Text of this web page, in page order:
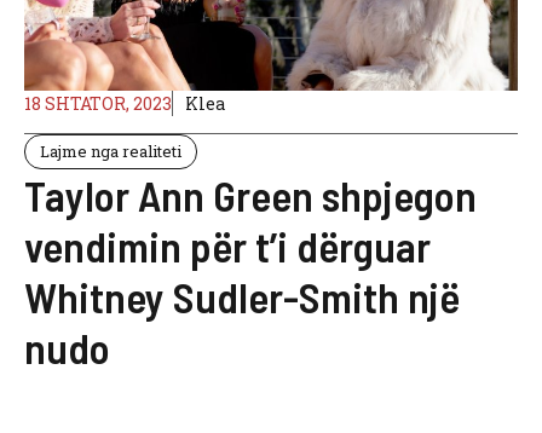
18 SHTATOR, 2023 Klea
Lajme nga realiteti
Taylor Ann Green shpjegon
vendimin për t’i dërguar
Whitney Sudler-Smith një
nudo